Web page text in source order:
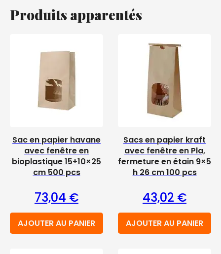
Produits apparentés
Sac en papier havane
avec fenêtre en
bioplastique 15+10×25
cm 500 pcs
73,04 €
AJOUTER AU PANIER
Sacs en papier kraft
avec fenêtre en Pla,
fermeture en étain 9×5
h 26 cm 100 pcs
43,02 €
AJOUTER AU PANIER